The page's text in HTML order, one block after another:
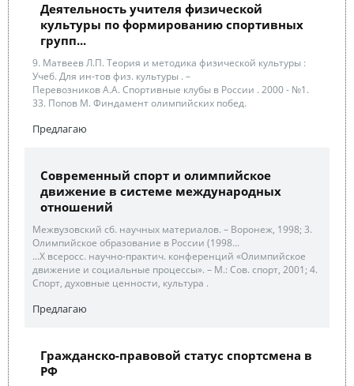
Деятельность учителя физической
культуры по формированию спортивных
групп...
9. Матвеев Л.П. Теория и методика физической культуры :
Учеб. Для ин-тов физ. культуры . –
Перевозников А.А. Спортивные клубы в России . 2000 - №1.
33. Попов М. Финдамент олимпийских побед.
Предлагаю
Современный спорт и олимпийское
движение в системе международных
отношений
Межвузовский сб. научных материалов. – Воронеж, 1998; 3.
Олимпийское образование в России (1998...
...X всеросс. научно-практич. конференций «Олимпийское
движение и социальные процессы». – М.: Сов. спорт, 2001; 4.
Спорт, духовные ценности, культура .
Предлагаю
Гражданско-правовой статус спортсмена в
РФ